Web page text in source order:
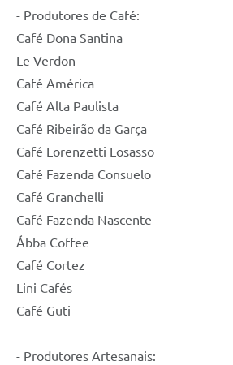
- Produtores de Café:
Café Dona Santina
Le Verdon
Café América
Café Alta Paulista
Café Ribeirão da Garça
Café Lorenzetti Losasso
Café Fazenda Consuelo
Café Granchelli
Café Fazenda Nascente
Ábba Coffee
Café Cortez
Lini Cafés
Café Guti
- Produtores Artesanais: